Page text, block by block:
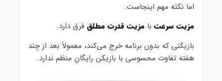
اما نکته مهم اینجاست:
مزیت سرعتبا مزیت قدرت مطلق فرق دارد.
بازیکنی که بدون برنامه خرج می‌کند، معمولاً بعد از چند
هفته تفاوت محسوسی با بازیکن رایگانِ منظم ندارد.